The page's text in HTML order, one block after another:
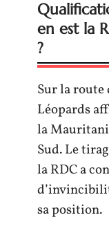
en est la
?
Sur la
Léopards
la
Sud. Le
la RDC a
sa position.